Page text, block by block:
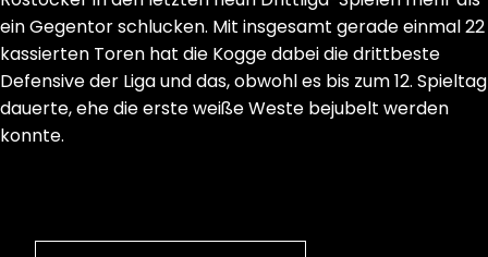
ein Gegentor schlucken. Mit insgesamt gerade einmal 22
kassierten Toren hat die Kogge dabei die drittbeste
Defensive der Liga und das, obwohl es bis zum 12. Spieltag
dauerte, ehe die erste weiße Weste bejubelt werden
konnte.